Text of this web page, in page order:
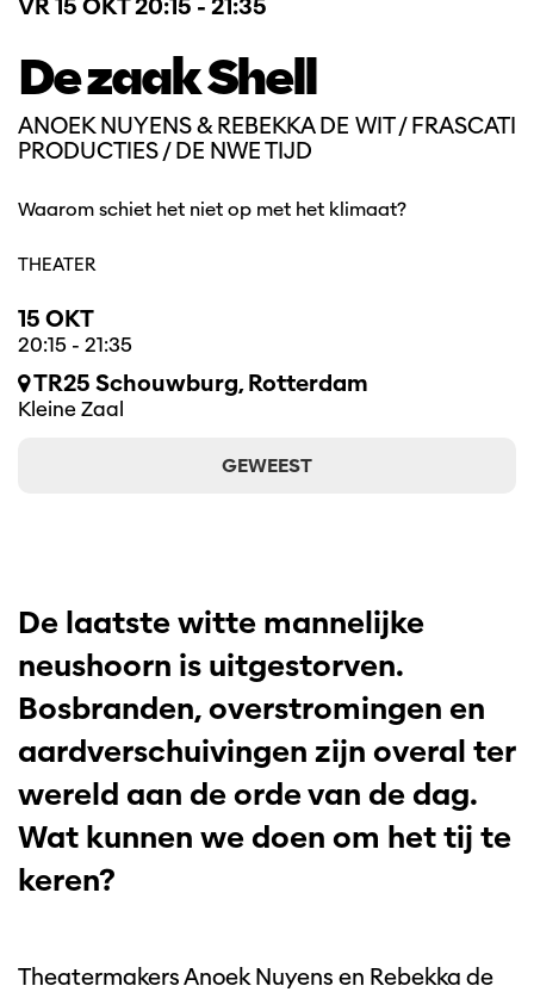
De zaak Shell
ANOEK NUYENS & REBEKKA DE WIT / FRASCATI
PRODUCTIES / DE NWE TIJD
VR 15 OKT20:15 - 21:35
Waarom schiet het niet op met het klimaat?
THEATER
15 OKT
20:15 - 21:35
TR25 Schouwburg, Rotterdam
Kleine Zaal
GEWEEST
De laatste witte mannelijke
neushoorn is uitgestorven.
Bosbranden, overstromingen en
aardverschuivingen zijn overal ter
wereld aan de orde van de dag.
Wat kunnen we doen om het tij te
keren?
Theatermakers Anoek Nuyens en Rebekka de